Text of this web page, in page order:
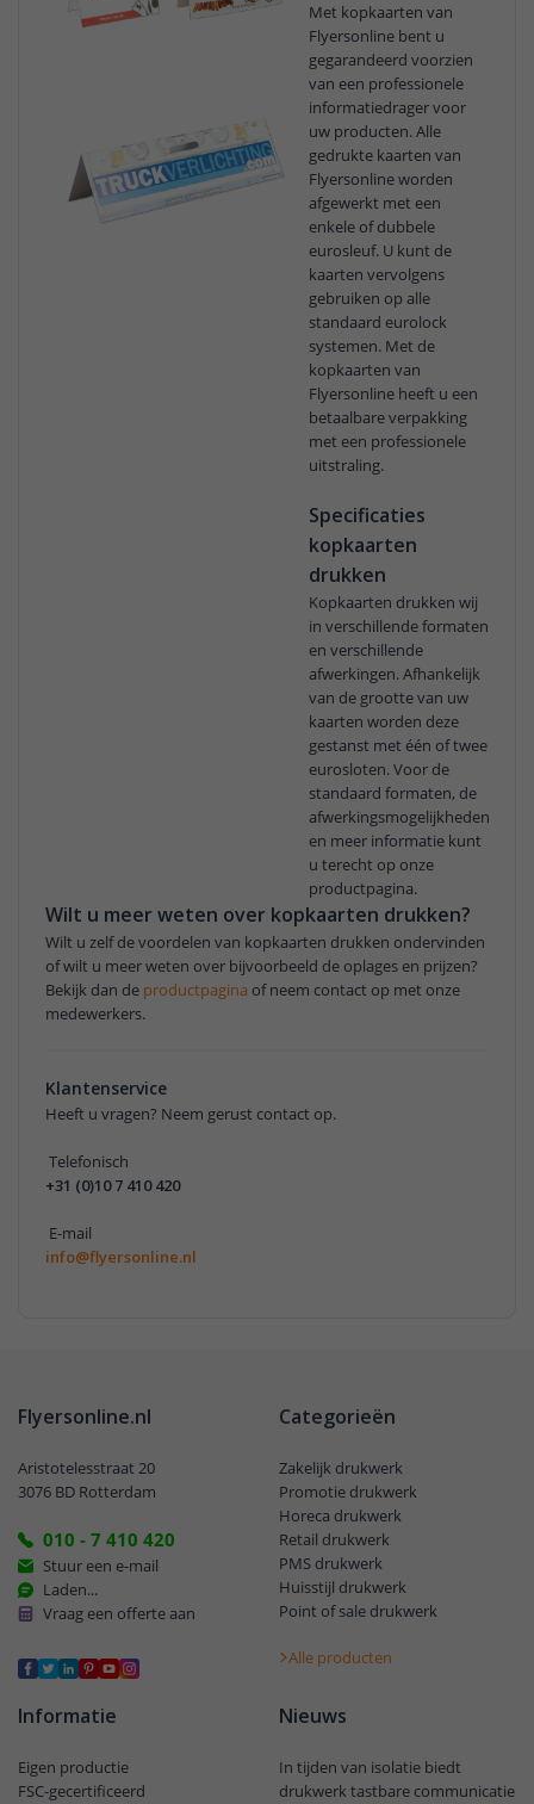
Met kopkaarten van
Flyersonline bent u
gegarandeerd voorzien
van een professionele
informatiedrager voor
uw producten. Alle
gedrukte kaarten van
Flyersonline worden
afgewerkt met een
enkele of dubbele
eurosleuf. U kunt de
kaarten vervolgens
gebruiken op alle
standaard eurolock
systemen. Met de
kopkaarten van
Flyersonline heeft u een
betaalbare verpakking
met een professionele
uitstraling.
Specificaties
kopkaarten
drukken
Kopkaarten drukken wij
in verschillende formaten
en verschillende
afwerkingen. Afhankelijk
van de grootte van uw
kaarten worden deze
gestanst met één of twee
eurosloten. Voor de
standaard formaten, de
afwerkingsmogelijkheden
en meer informatie kunt
u terecht op onze
productpagina.
Wilt u meer weten over kopkaarten drukken?
Wilt u zelf de voordelen van kopkaarten drukken ondervinden
of wilt u meer weten over bijvoorbeeld de oplages en prijzen?
Bekijk dan de productpagina of neem contact op met onze
medewerkers.
Klantenservice
Heeft u vragen? Neem gerust contact op.
Telefonisch
+31 (0)10 7 410 420
E-mail
info@flyersonline.nl
Flyersonline.nl
Aristotelesstraat 20
3076 BD Rotterdam
010 - 7 410 420
Stuur een e-mail
Laden...
Vraag een offerte aan
Categorieën
Zakelijk drukwerk
Promotie drukwerk
Horeca drukwerk
Retail drukwerk
PMS drukwerk
Huisstijl drukwerk
Point of sale drukwerk
Alle producten
Informatie
Eigen productie
FSC-gecertificeerd
Nieuws
In tijden van isolatie biedt
drukwerk tastbare communicatie